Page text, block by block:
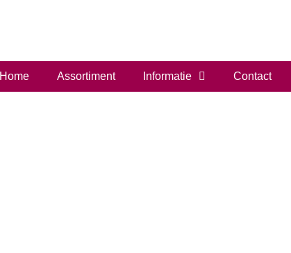
Home Assortiment Informatie Contact